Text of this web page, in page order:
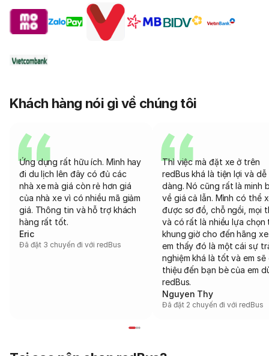
Khách hàng nói gì về chúng tôi
Ứng dụng rất hữu ích. Mình hay
đi du lịch lên đây có đủ các
nhà xe mà giá còn rẻ hơn giá
của nhà xe vì có nhiều mã giảm
giá. Thông tin và hỗ trợ khách
hàng rất tốt.
Eric
Đã đặt 3 chuyến đi với redBus
Thì việc mà đặt xe ở trên
redBus khá là tiện lợi và dễ
dàng. Nó cũng rất là minh
về giá cả lẫn. Mình có thể
được sơ đồ, chỗ ngồi, mọi
và có rất là nhiều lựa chọn
khung giờ cho đến hãng
em thấy đó là một cái sự
nghiệm khá là tốt và em sẽ
thiệu đến bạn bè của em
redBus.
Nguyen Thy
Đã đặt 2 chuyến đi với redBus